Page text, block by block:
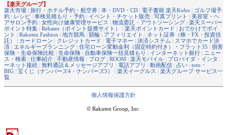
【楽天グループ】
楽天市場 | 旅行・ホテル予約・航空券 | 本・DVD・CD | 電子書籍 楽天Kobo | ゴルフ場予
約 | レシピ | 車検見積もり・予約 | イベント・チケット販売 | 写真プリント | 美容室・ヘ
アサロン予約 | 女性向け健康管理サービス | 物流委託・アウトソーシング | 楽天スーパー
ポイント特集 | Rebates（ポイント提携サイト） | 楽天ポイントカード | おでかけでポイ
ント | Rakuten Fashion | 地方競馬 | 競輪 | アフィリエイト | ネット証券（株・FX・投資信
託）
| カードローン | クレジットカード | 電子マネー | 決済システム | スマホでカード決
済 | エネルギープランニング | 住宅ローン変動金利（固定特約付き）・フラット35 | 損害
保険・生命保険比較 | 生命保険 | 自動車保険一括見積もり | インターネット銀行 | ニュー
ス・検索 | 仕事紹介 | 不動産情報 | ブログ | ROOM | 楽天モバイル | プロバイダ・インタ
ーネット接続 | 無料通話＆メッセージアプリ | 電話アプリ | 動画配信 | 占い | toto・
BIG | 宝くじ（ナンバーズ4・ナンバーズ3） | 楽天イーグルス | 楽天グループ サービス一
覧
個人情報保護方針
© Rakuten Group, Inc.